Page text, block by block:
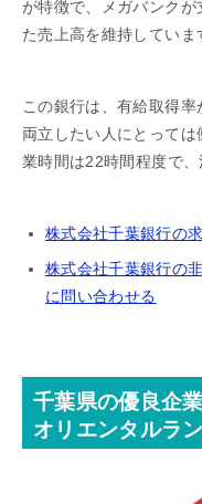
が特徴で、メガバンク
た売上高を維持していま
この銀行は、有給取得
両立したい人にとって
業時間は22時間程度で、
株式会社千葉銀行の
株式会社千葉銀行の
に問い合わせる
千葉県の優良企
オリエンタルラ